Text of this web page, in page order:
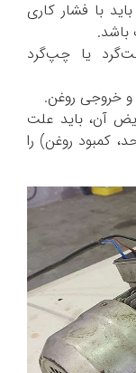
با فشار کاری
یا چپ‌گرد
و خروجی روغن.
آن، باید علت
کمبود روغن) را